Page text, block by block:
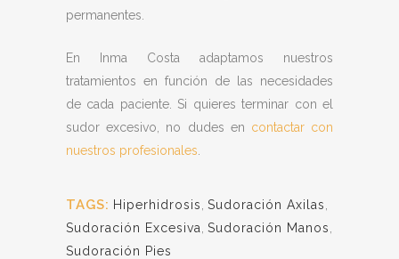
permanentes.
En Inma Costa adaptamos nuestros
tratamientos en función de las necesidades
de cada paciente. Si quieres terminar con el
sudor excesivo, no dudes en contactar con
nuestros profesionales
TAGS: Hiperhidrosis Sudoración Axilas
Sudoración Excesiva Sudoración Manos
Sudoración Pies